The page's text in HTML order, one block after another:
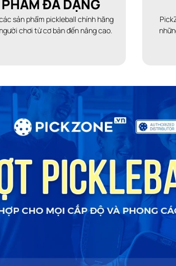
ĐA DẠNG
sản phẩm pickleball chính hãng
chơi từ cơ bản đến nâng cao.